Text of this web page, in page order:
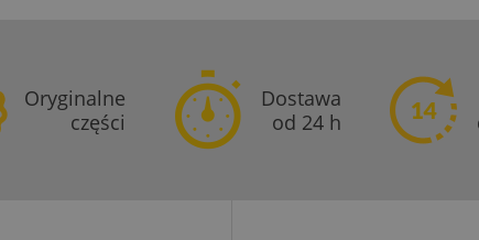
Oryginalne
części
Dostawa
od 24 h